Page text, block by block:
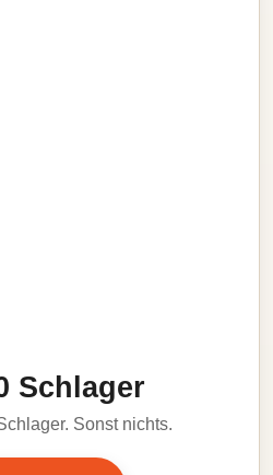
Schlager
Sonst nichts.